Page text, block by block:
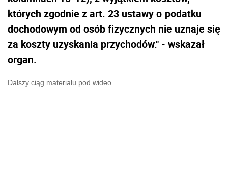
których zgodnie z art. 23 ustawy o podatku
dochodowym od osób fizycznych nie uznaje się
za koszty uzyskania przychodów." - wskazał
organ.
Dalszy ciąg materiału pod wideo